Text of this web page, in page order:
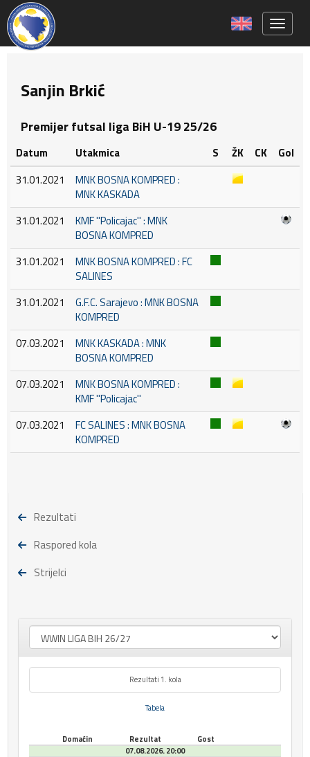
Sanjin Brkić
Premijer futsal liga BiH U-19 25/26
Datum Utakmica S ŽK CK
Gol
31.01.2021
MNK BOSNA KOMPRED :
MNK KASKADA
31.01.2021
KMF ''Policajac'' : MNK
BOSNA KOMPRED
31.01.2021
MNK BOSNA KOMPRED : FC
SALINES
31.01.2021
G.F.C. Sarajevo : MNK BOSNA
KOMPRED
07.03.2021
MNK KASKADA : MNK
BOSNA KOMPRED
07.03.2021
MNK BOSNA KOMPRED :
KMF ''Policajac''
07.03.2021
FC SALINES : MNK BOSNA
KOMPRED
Rezultati
Raspored kola
Strijelci
Rezultati 1. kola
Tabela
Domaćin Rezultat
Gost
07.08.2026. 20:00